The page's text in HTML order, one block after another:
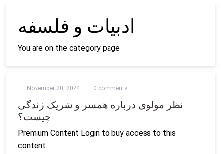
ادبیات و فلسفه
You are on the category page
November 20, 2024 0 comments
نظر مولوی درباره همسر و شریک زندگی
چیست؟
Premium Content Login to buy access to this
content.